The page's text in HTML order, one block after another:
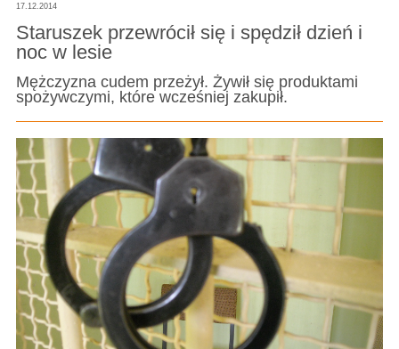
17.12.2014
Staruszek przewrócił się i spędził dzień i
noc w lesie
Mężczyzna cudem przeżył. Żywił się produktami
spożywczymi, które wcześniej zakupił.